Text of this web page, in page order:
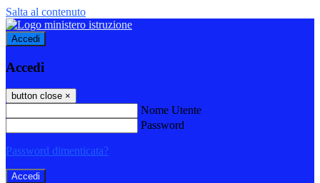
Salta al contenuto
Accedi
Accedi
button close ×
Nome Utente
Password
Password dimenticata?